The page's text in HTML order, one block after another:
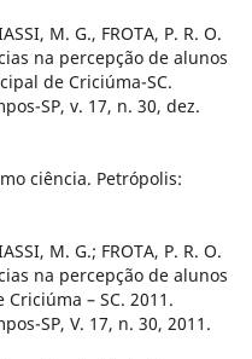
M. G., FROTA, P. R. O.
na percepção de alunos
de Criciúma-SC.
SP, v. 17, n. 30, dez.
ciência. Petrópolis:
M. G.; FROTA, P. R. O.
na percepção de alunos
– SC. 2011.
SP, V. 17, n. 30, 2011.